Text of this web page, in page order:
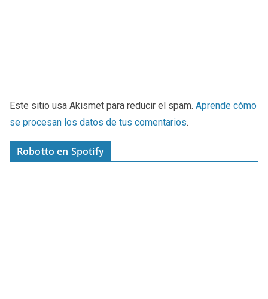
Este sitio usa Akismet para reducir el spam. Aprende cómo
se procesan los datos de tus comentarios.
Robotto en Spotify